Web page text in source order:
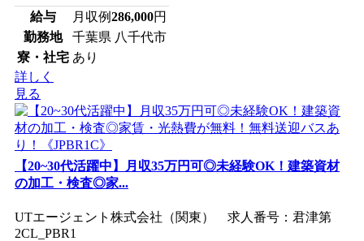
給与
月収例286,000円
勤務地
千葉県 八千代市
寮・社宅 あり
詳しく
見る
【20~30代活躍中】月収35万円可◎未経験OK！建築資材
の加工・検査◎家...
UTエージェント株式会社（関東） 求人番号：君津第
2CL_PBR1